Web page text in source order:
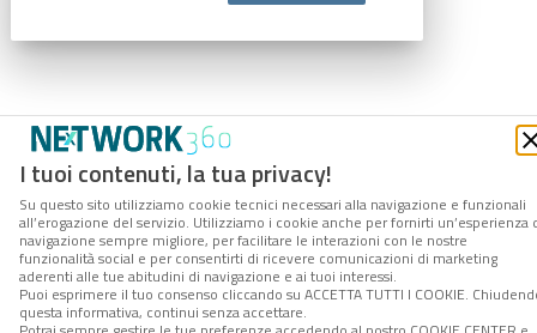
I tuoi contenuti, la tua privacy!
Su questo sito utilizziamo cookie tecnici necessari alla navigazione e funzionali
all’erogazione del servizio. Utilizziamo i cookie anche per fornirti un’esperienza
navigazione sempre migliore, per facilitare le interazioni con le nostre
funzionalità social e per consentirti di ricevere comunicazioni di marketing
aderenti alle tue abitudini di navigazione e ai tuoi interessi.
Puoi esprimere il tuo consenso cliccando su ACCETTA TUTTI I COOKIE.
questa informativa, continui senza accettare.